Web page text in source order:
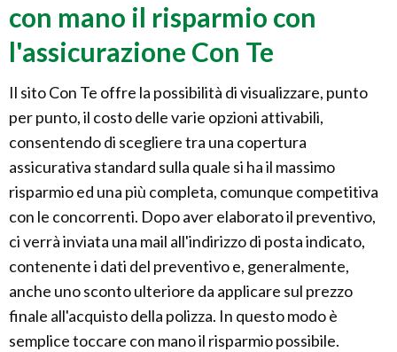
con mano il risparmio con
l'assicurazione Con Te
Il sito Con Te offre la possibilità di visualizzare, punto
per punto, il costo delle varie opzioni attivabili,
consentendo di scegliere tra una copertura
assicurativa standard sulla quale si ha il massimo
risparmio ed una più completa, comunque competitiva
con le concorrenti. Dopo aver elaborato il preventivo,
ci verrà inviata una mail all'indirizzo di posta indicato,
contenente i dati del preventivo e, generalmente,
anche uno sconto ulteriore da applicare sul prezzo
finale all'acquisto della polizza. In questo modo è
semplice toccare con mano il risparmio possibile.